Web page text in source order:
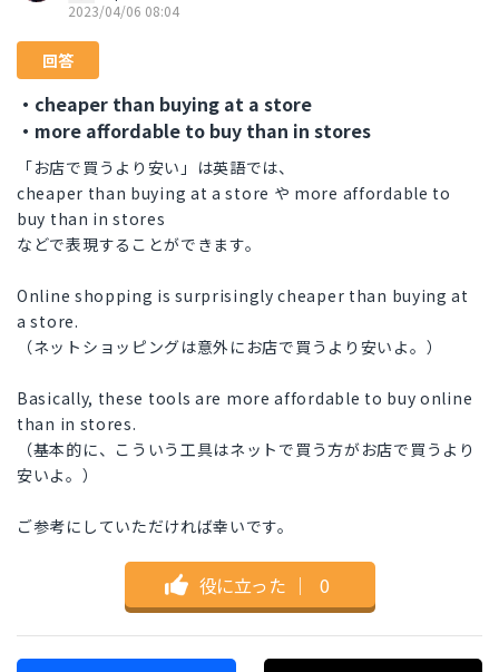
2023/04/06 08:04
回答
・cheaper than buying at a store
・more affordable to buy than in stores
「お店で買うより安い」は英語では、
cheaper than buying at a store や more affordable to
buy than in stores
などで表現することができます。
Online shopping is surprisingly cheaper than buying at
a store.
（ネットショッピングは意外にお店で買うより安いよ。）
Basically, these tools are more affordable to buy online
than in stores.
（基本的に、こういう工具はネットで買う方がお店で買うより
安いよ。）
ご参考にしていただければ幸いです。
役に立った ｜ 0